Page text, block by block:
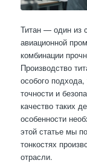
Титан — один из
авиационной
комбинации
Производство
особого
точности и
качество таких
особенности
этой статье мы
тонкостях
отрасли.